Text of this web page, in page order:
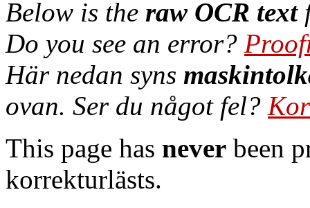
Below is the raw OCR text
Do you see an error?
Här nedan syns
ovan. Ser du något fel?
This page has never been
korrekturlästs.